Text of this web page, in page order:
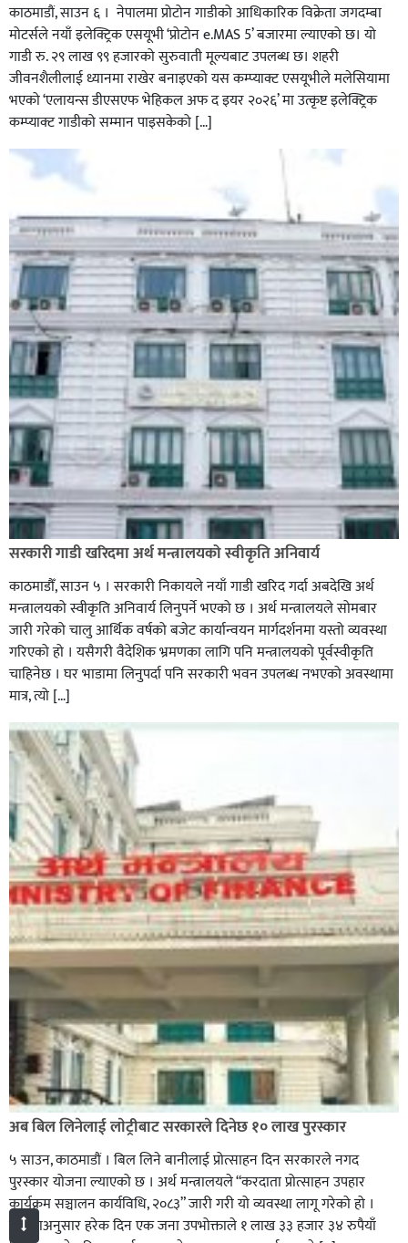
काठमाडौं, साउन ६ । नेपालमा प्रोटोन गाडीको आधिकारिक विक्रेता जगदम्बा
मोटर्सले नयाँ इलेक्ट्रिक एसयूभी ‘प्रोटोन e.MAS 5’ बजारमा ल्याएको छ। यो
गाडी रु. २९ लाख ९९ हजारको सुरुवाती मूल्यबाट उपलब्ध छ। शहरी
जीवनशैलीलाई ध्यानमा राखेर बनाइएको यस कम्प्याक्ट एसयूभीले मलेसियामा
भएको ‘एलायन्स डीएसएफ भेहिकल अफ द इयर २०२६’ मा उत्कृष्ट इलेक्ट्रिक
कम्प्याक्ट गाडीको सम्मान पाइसकेको […]
सरकारी गाडी खरिदमा अर्थ मन्त्रालयको स्वीकृति अनिवार्य
काठमाडौँ, साउन ५ । सरकारी निकायले नयाँ गाडी खरिद गर्दा अबदेखि अर्थ
मन्त्रालयको स्वीकृति अनिवार्य लिनुपर्ने भएको छ । अर्थ मन्त्रालयले सोमबार
जारी गरेको चालु आर्थिक वर्षको बजेट कार्यान्वयन मार्गदर्शनमा यस्तो व्यवस्था
गरिएको हो । यसैगरी वैदेशिक भ्रमणका लागि पनि मन्त्रालयको पूर्वस्वीकृति
चाहिनेछ । घर भाडामा लिनुपर्दा पनि सरकारी भवन उपलब्ध नभएको अवस्थामा
मात्र, त्यो […]
अब बिल लिनेलाई लाेट्रीबाट सरकारले दिनेछ १० लाख पुरस्कार
५ साउन, काठमाडौं । बिल लिने बानीलाई प्रोत्साहन दिन सरकारले नगद
पुरस्कार योजना ल्याएको छ । अर्थ मन्त्रालयले “करदाता प्रोत्साहन उपहार
कार्यक्रम सञ्चालन कार्यविधि, २०८३” जारी गरी यो व्यवस्था लागू गरेको हो ।
योजनाअनुसार हरेक दिन एक जना उपभोक्ताले १ लाख ३३ हजार ३४ रुपैयाँ